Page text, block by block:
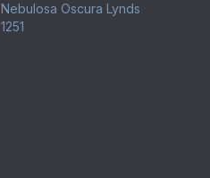
Nebulosa Oscura Lynds
1251